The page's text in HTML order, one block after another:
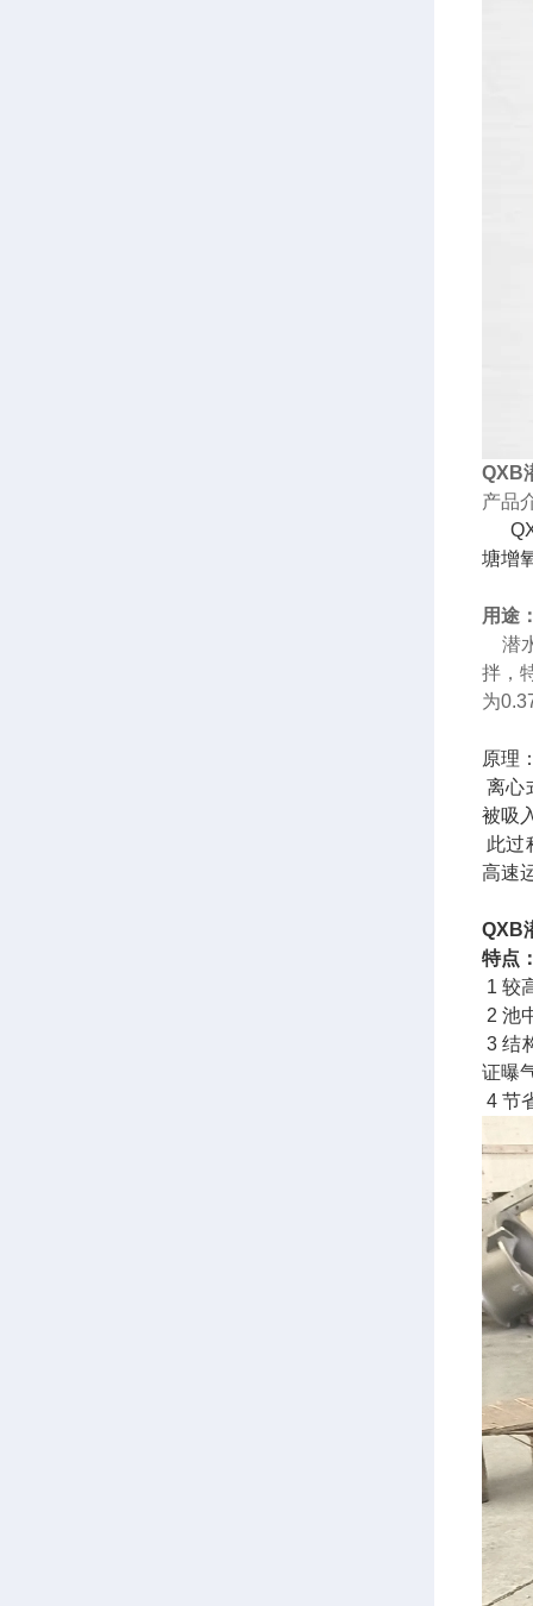
QXB
产品
塘增
用途
潜
拌，
为
原理
离心
被吸
此过
高速
QXB
特点
1 较
2 池
3 结
证曝
4 节